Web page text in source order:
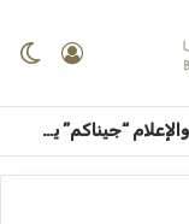
*من الوعد إلى الإنجاز.. شعار وزارة الثقافة والإعلام “جيناكم” يعيد الحياة لمؤسسات السودان الإعلامية والثقافية* ــ ام درمان : بعانخي برس